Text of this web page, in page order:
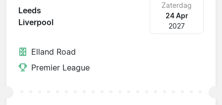
Leeds
Liverpool
Zaterdag
24 Apr
2027
Elland Road
Premier League